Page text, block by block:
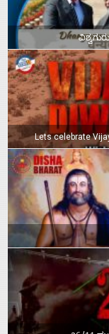
Lets celebrate